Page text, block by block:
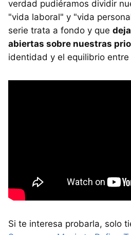
verdad pudiéramos dividir
"vida laboral" y "vida
serie trata a fondo y que
abiertas sobre nuestras
identidad y el equilibrio
Si te interesa probarla, solo